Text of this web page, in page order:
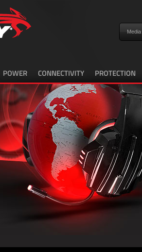
Media
POWER CONNECTIVITY PROTECTION